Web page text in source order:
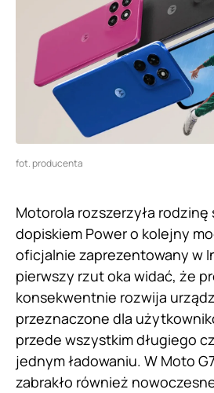
fot. producenta
Motorola rozszerzyła
dopiskiem Power o kolejny
oficjalnie zaprezentowany w
pierwszy rzut oka widać, że
konsekwentnie rozwija
przeznaczone dla
przede wszystkim długiego
jednym ładowaniu. W Moto
zabrakło również